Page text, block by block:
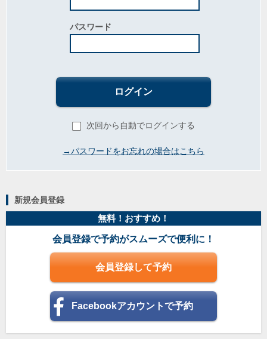
パスワード
ログイン
次回から自動でログインする
→パスワードをお忘れの場合はこちら
新規会員登録
無料！おすすめ！
会員登録で予約がスムーズで便利に！
会員登録して予約
Facebookアカウントで予約